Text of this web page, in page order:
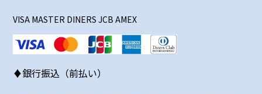
VISA MASTER DINERS JCB AMEX
♦銀行振込（前払い）